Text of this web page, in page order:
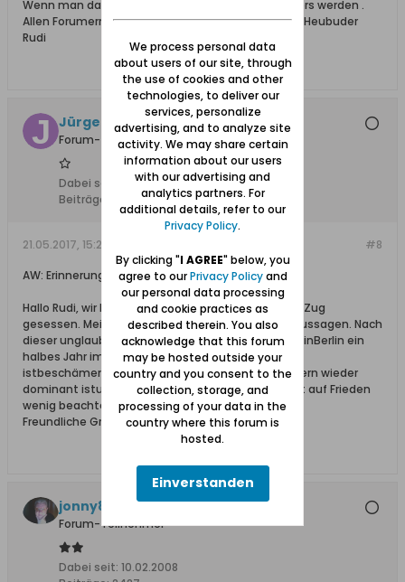
Wenn man das alles sieht , kann einem ganz anders werden .
Allen Forumern noch einen schönen Sonntag vom Heubuder
Rudi
Jürgen Albrecht
Forum-Teilnehmer
Dabei seit:
11.02.2008
Beiträge:
#8
21.05.2017, 15:23
AW: Erinnerung - vor 72 Jahren
Hallo Rudi, wir haben wahrscheinlich indem selben Zug
gesessen. Meine Erinnerungen bestetigen deineAussagen. Nach
dieser unglaublichen Zugfahrt, musste man mich inBerlin ein
halbes Jahr im Krankenhaus wieder aufpäppeln. Es
istbeschämend, dass der Hass zwischen den Völkern wieder
dominant istund das elemetarste Menschenrecht auf Frieden
wenig beachtet wird.
Freundliche Grüße Jürgen
jonny810
Forum-Teilnehmer
Dabei seit: 10.02.2008
We process personal data
about users of our site, through
the use of cookies and other
technologies, to deliver our
services, personalize
advertising, and to analyze site
activity. We may share certain
information about our users
with our advertising and
analytics partners. For
additional details, refer to our
Privacy Policy.
By clicking "I AGREE" below, you
agree to ourPrivacy Policyand
our personal data processing
and cookie practices as
described therein. You also
acknowledge that this forum
may be hosted outside your
country and you consent to the
collection, storage, and
processing of your data in the
country where this forum is
hosted.
Einverstanden